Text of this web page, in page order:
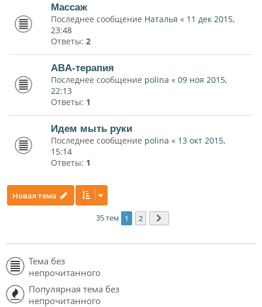
Массаж
Последнее сообщение Наталья « 11 дек 2015,
23:48
Ответы: 2
ABA-терапия
Последнее сообщение polina « 09 ноя 2015,
22:13
Ответы: 1
Идем мыть руки
Последнее сообщение polina « 13 окт 2015,
15:14
Ответы: 1
Новая тема
35 тем 1 2
Тема без
непрочитанного
Популярная тема без
непрочитанного